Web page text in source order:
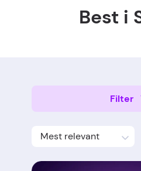
Best i
Filter
Mest relevant